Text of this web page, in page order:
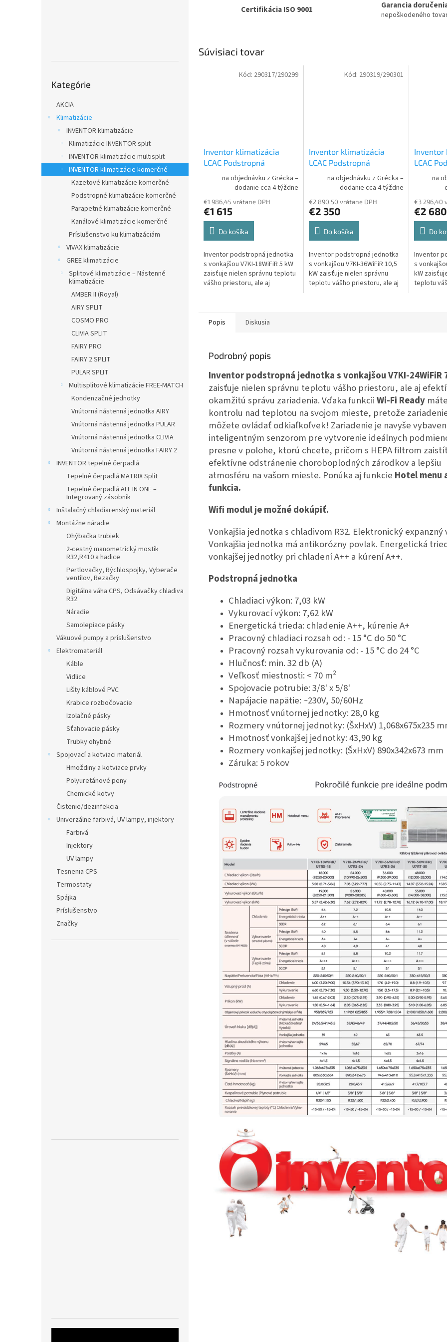
kategórie
Kategórie
AKCIA
Klimatizácie
INVENTOR klimatizácie
Klimatizácie INVENTOR split
INVENTOR klimatizácie multisplit
INVENTOR klimatizácie komerčné
Kazetové klimatizácie komerčné
Podstropné klimatizácie komerčné
Parapetné klimatizácie komerčné
Kanálové klimatizácie komerčné
Príslušenstvo ku klimatizáciám
VIVAX klimatizácie
GREE klimatizácie
Splitové klimatizácie – Nástenné
klimatizácie
AMBER II (Royal)
AIRY SPLIT
COSMO PRO
CLIVIA SPLIT
FAIRY PRO
FAIRY 2 SPLIT
PULAR SPLIT
Multisplitové klimatizácie FREE-MATCH
Kondenzačné jednotky
Vnútorná nástenná jednotka AIRY
Vnútorná nástenná jednotka PULAR
Vnútorná nástenná jednotka CLIVIA
Vnútorná nástenná jednotka FAIRY 2
INVENTOR tepelné čerpadlá
Tepelné čerpadlá MATRIX Split
Tepelné čerpadlá ALL IN ONE –
Integrovaný zásobník
Inštalačný chladiarenský materiál
Montážne náradie
Ohýbačka trubiek
2-cestný manometrický mostík
R32,R410 a hadice
Pertlovačky, Rýchlospojky, Vyberače
ventilov, Rezačky
Digitálna váha CPS, Odsávačky chladiva
R32
Náradie
Samolepiace pásky
Vákuové pumpy a príslušenstvo
Elektromateriál
Káble
Vidlice
Lišty káblové PVC
Krabice rozbočovacie
Izolačné pásky
Sťahovacie pásky
Trubky ohybné
Spojovací a kotviaci materiál
Hmoždiny a kotviace prvky
Polyuretánové peny
Chemické kotvy
Čistenie/dezinfekcia
Univerzálne farbivá, UV lampy, injektory
Farbivá
Injektory
UV lampy
Tesnenia CPS
Termostaty
Spájka
Príslušenstvo
Značky
Certifikácia ISO 9001 Garancia
nepoškodeného
Súvisiaci tovar
Inventor klimatizácia
LCAC Podstropná
jednotka s vonkajšou
V7KI-18WiFiR 5,3 kW /
vnútorná jednotka LCAC
na objednávku z Grécka –
dodanie cca 4 týždne
€1 986,45 vrátane DPH
€1 615
Do košíka
Inventor podstropná jednotka
s vonkajšou V7KI-18WiFiR 5 kW
zaisťuje nielen správnu teplotu
vášho priestoru, ale aj
Kód: 290317/290299
Inventor klimatizácia
LCAC Podstropná
jednotka s vonkajšou
V7KI-36WiFiR 10,5 kW /
vnútorná jednotka LCAC
na objednávku z Grécka –
dodanie cca 4 týždne
€2 890,50 vrátane DPH
€2 350
Do košíka
Inventor podstropná jednotka
s vonkajšou V7KI-36WiFiR 10,5
kW zaisťuje nielen správnu
teplotu vášho priestoru, ale aj
Kód: 290319/290301
Inventor
LCAC
V7KI-
na
€3 296,40
€2 680
Do
Inventor
s
kW
teplotu
Popis Diskusia
Podrobný popis
Inventor podstropná jednotka s vonkajšou V7KI-24WiFiR
zaisťuje nielen správnu teplotu vášho priestoru, ale aj
okamžitú správu zariadenia. Vďaka funkciiWi-Fi Ready
kontrolu nad teplotou na svojom mieste, pretože
môžete ovládať odkiaľkoľvek! Zariadenie je navyše
inteligentným senzorom pre vytvorenie ideálnych
presne v polohe, ktorú chcete, pričom s HEPA filtrom
efektívne odstránenie choroboplodných zárodkov a lepšiu
atmosféru na vašom mieste. Ponúka aj funkcie Hotel menu
funkcia.
Wifi modul je možné dokúpiť.
Vonkajšia jednotka s chladivom R32. Elektronický expanzný
Vonkajšia jednotka má antikorózny povlak. Energetická
vonkajšej jednotky pri chladení A++ a kúrení A++.
Podstropná jednotka
Chladiaci výkon: 7,03 kW
Vykurovací výkon: 7,62 kW
Energetická trieda: chladenie A++, kúrenie A+
Pracovný chladiaci rozsah od: - 15 °C do 50 °C
Pracovný rozsah vykurovania od: - 15 °C do 24 °C
Hlučnosť: min. 32 db (A)
Veľkosť miestnosti: < 70 m²
Spojovacie potrubie: 3/8' x 5/8'
Napájacie napätie: ~230V, 50/60Hz
Hmotnosť vnútornej jednotky: 28,0 kg
Rozmery vnútornej jednotky: (ŠxHxV) 1,068x675x235
Hmotnosť vonkajšej jednotky: 43,90 kg
Rozmery vonkajšej jednotky: (ŠxHxV) 890x342x673 mm
Záruka: 5 rokov